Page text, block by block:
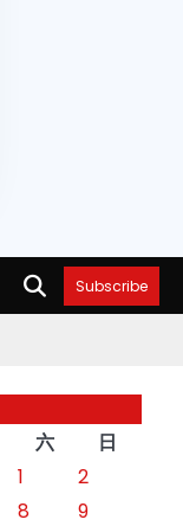
Subscribe
六
日
1
2
8
9